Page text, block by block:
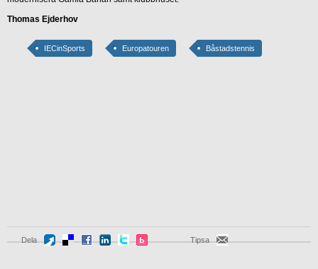
Thomas Ejderhov
IECinSports Europatouren Båstadstennis
Dela Tipsa